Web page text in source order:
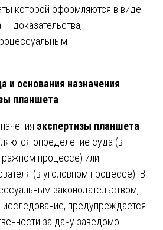
которой оформляются в виде
доказательства,
и основания назначения
планшета
экспертизы планшета
определение суда (в
процессе) или
(в уголовном процессе). В
законодательством,
предупреждается
за дачу заведомо